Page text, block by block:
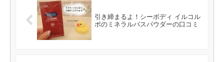
引き締まるよ！シーボディ イルコル
ポのミネラルバスパウダーの口コミ